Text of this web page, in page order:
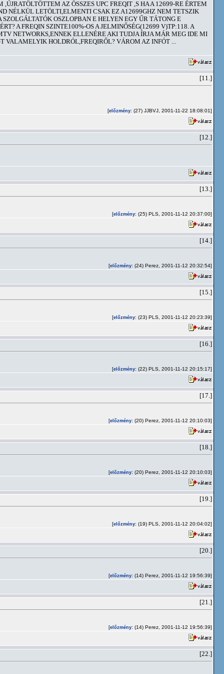
AZ ÖSSZES UPC FREQIT ,S HA A 12699-RE ÉRTEM
NÉLKÜL LETÖLTI,ELMENTI CSAK EZ A12699GHZ NEM TETSZIK
OSZLOPBAN E HELYEN EGY ŰR TÁTONG E
A FREQIN SZINTE100%-OS A JELMINŐSÉG(12699 V)TP:118. A
NETWORKS,ENNEK ELLENÉRE AKI TUDJA ÍRJA MÁR MEG IDE MI
VALAMELYIK HOLDRÓL,FREQIRŐL? VÁROM AZ INFÓT ...
[11.]
[előzmény: (27) JJBVJ, 2001-11-22 18:08:01]
[12.]
[13.]
[előzmény: (25) PLS, 2001-11-12 20:37:00]
[14.]
[előzmény: (24) Perez, 2001-11-12 20:32:54]
[15.]
[előzmény: (23) PLS, 2001-11-12 20:23:39]
[16.]
[előzmény: (22) PLS, 2001-11-12 20:15:17]
[17.]
[előzmény: (20) Perez, 2001-11-12 20:10:03]
[18.]
[előzmény: (20) Perez, 2001-11-12 20:10:03]
[19.]
[előzmény: (19) PLS, 2001-11-12 20:04:02]
[20.]
[előzmény: (14) Perez, 2001-11-12 19:56:39]
[21.]
[előzmény: (14) Perez, 2001-11-12 19:56:39]
[22.]